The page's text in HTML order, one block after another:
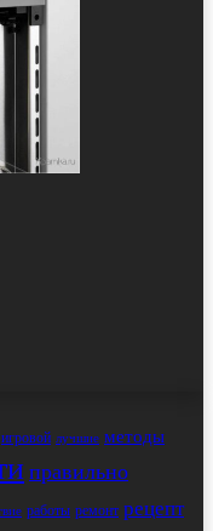
игровой лучшие методы
правильно
работы ремонт рецепт